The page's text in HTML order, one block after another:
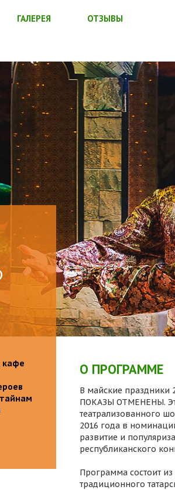
ГАЛЕРЕЯ ОТЗЫВЫ
кафе
О ПРОГРАММЕ
В майские праздники
ПОКАЗЫ ОТМЕНЕНЫ.
театрализованного
2016 года в
развитие и
республиканского
Программа состоит
традиционного